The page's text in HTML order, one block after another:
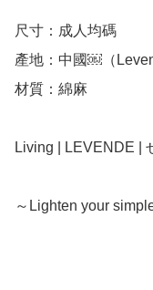
尺寸：成人均碼
產地：中國￼（
材質：綿麻
Living | LEVENDE |
～Lighten your